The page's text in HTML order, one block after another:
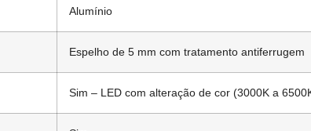
Alumínio
Espelho de 5 mm com tratamento antiferrugem
Sim – LED com alteração de cor (3000K a